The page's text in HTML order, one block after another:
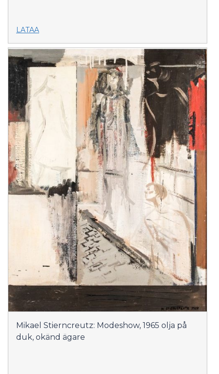
LATAA
Mikael Stierncreutz: Modeshow, 1965 olja på
duk, okänd ägare